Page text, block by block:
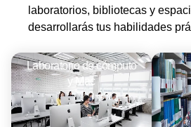
laboratorios, bibliotecas y
desarrollarás tus habilidades
Laboratorio de cómputo
y Mac